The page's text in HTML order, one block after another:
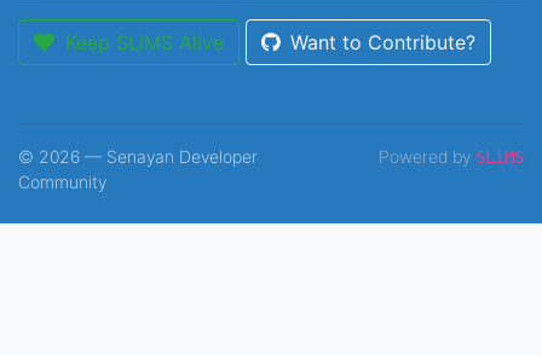
Keep SLiMS Alive Want to Contribute?
© 2026 — Senayan Developer
Community
Powered by SLiMS